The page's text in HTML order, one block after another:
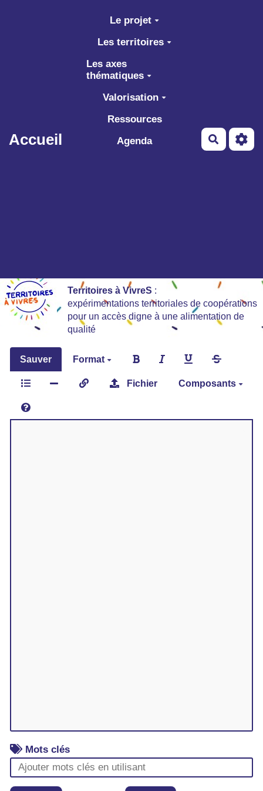
Aller au contenu principal
Accueil
Le projet
Les territoires
Les axes
thématiques
Valorisation
Ressources
Agenda
Territoires à VivreS :
expérimentations territoriales de coopérations
pour un accès digne à une alimentation de
qualité
Sauver Format
Fichier Composants
Mots clés